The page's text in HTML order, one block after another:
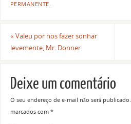
PERMANENTE.
« Valeu por nos fazer sonhar
levemente, Mr. Donner
Deixe um comentário
O seu endereço de e-mail não será publicado.
marcados com *